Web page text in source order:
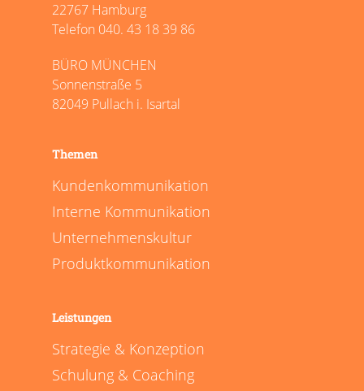
22767 Hamburg
Telefon 040. 43 18 39 86
BÜRO MÜNCHEN
Sonnenstraße 5
82049 Pullach i. Isartal
Themen
Kundenkommunikation
Interne Kommunikation
Unternehmenskultur
Produktkommunikation
Leistungen
Strategie & Konzeption
Schulung & Coaching